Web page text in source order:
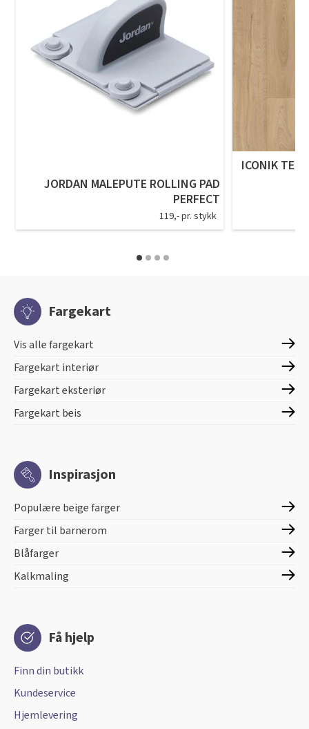
JORDAN MALEPUTE ROLLING PAD
PERFECT
119,- pr. stykk
ICONIK
Fargekart
Vis alle fargekart
Fargekart interiør
Fargekart eksteriør
Fargekart beis
Inspirasjon
Populære beige farger
Farger til barnerom
Blåfarger
Kalkmaling
Få hjelp
Finn din butikk
Kundeservice
Hjemlevering